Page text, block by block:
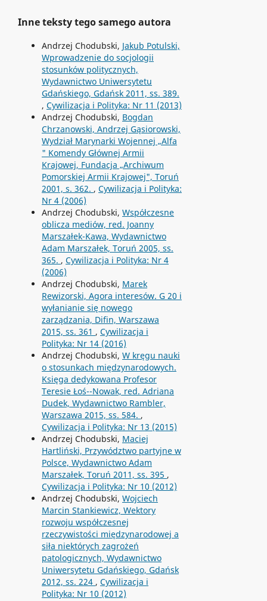
Inne teksty tego samego autora
Andrzej Chodubski, Jakub Potulski,
Wprowadzenie do socjologii
stosunków politycznych,
Wydawnictwo Uniwersytetu
Gdańskiego, Gdańsk 2011, ss. 389.
, Cywilizacja i Polityka: Nr 11 (2013)
Andrzej Chodubski, Bogdan
Chrzanowski, Andrzej Gąsiorowski,
Wydział Marynarki Wojennej „Alfa
" Komendy Głównej Armii
Krajowej, Fundacja „Archiwum
Pomorskiej Armii Krajowej", Toruń
2001, s. 362. , Cywilizacja i Polityka:
Nr 4 (2006)
Andrzej Chodubski, Współczesne
oblicza mediów, red. Joanny
Marszałek-Kawa, Wydawnictwo
Adam Marszałek, Toruń 2005, ss.
365. , Cywilizacja i Polityka: Nr 4
(2006)
Andrzej Chodubski, Marek
Rewizorski, Agora interesów. G 20 i
wyłanianie się nowego
zarządzania, Difin, Warszawa
2015, ss. 361 , Cywilizacja i
Polityka: Nr 14 (2016)
Andrzej Chodubski, W kręgu nauki
o stosunkach międzynarodowych.
Księga dedykowana Profesor
Teresie Łoś--Nowak, red. Adriana
Dudek, Wydawnictwo Rambler,
Warszawa 2015, ss. 584. ,
Cywilizacja i Polityka: Nr 13 (2015)
Andrzej Chodubski, Maciej
Hartliński, Przywództwo partyjne w
Polsce, Wydawnictwo Adam
Marszałek, Toruń 2011, ss. 395 ,
Cywilizacja i Polityka: Nr 10 (2012)
Andrzej Chodubski, Wojciech
Marcin Stankiewicz, Wektory
rozwoju współczesnej
rzeczywistości międzynarodowej a
siła niektórych zagrożeń
patologicznych, Wydawnictwo
Uniwersytetu Gdańskiego, Gdańsk
2012, ss. 224 , Cywilizacja i
Polityka: Nr 10 (2012)